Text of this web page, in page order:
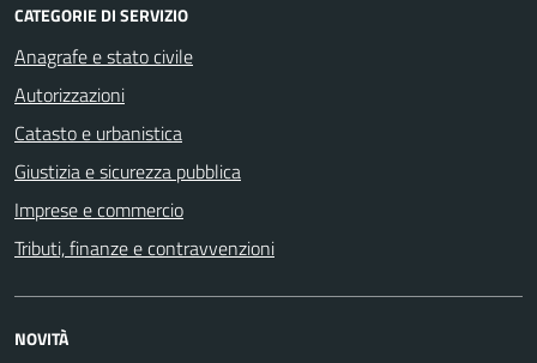
CATEGORIE DI SERVIZIO
Anagrafe e stato civile
Autorizzazioni
Catasto e urbanistica
Giustizia e sicurezza pubblica
Imprese e commercio
Tributi, finanze e contravvenzioni
NOVITÀ